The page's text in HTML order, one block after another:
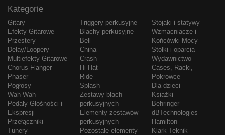
Kategorie
Gitary
Efekty Gitarowe
Przestery
Delay/Loopery
Multiefekty Gitarowe
Chorus Flanger
Phaser
Pogłosy
Wah Wah
Pedały Głośności i
Ekspresji
Przełączniki
Tunery
Triggery perkusyjne
Blachy perkusyjne
Bell
China
Crash
Hi-Hat
Ride
Splash
Zestawy blach
perkusyjnych
Elementy zestawów
perkusyjnych
Pozostałe elementy
Stojaki i statywy
Wzmacniacze i
Końcówki Mocy
Stołki i oparcia
Wydawnictwo
Cases, Racki,
Pokrowce
Dla dzieci
Książki
Behringer
dBTechnologies
Hamilton
Klark Teknik